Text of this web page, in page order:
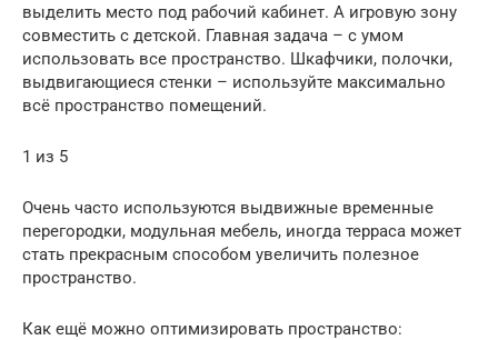
выделить место под рабочий кабинет. А игровую зону
совместить с детской. Главная задача – с умом
использовать все пространство. Шкафчики, полочки,
выдвигающиеся стенки – используйте максимально
всё пространство помещений.
1 из 5
Очень часто используются выдвижные временные
перегородки, модульная мебель, иногда терраса может
стать прекрасным способом увеличить полезное
пространство.
Как ещё можно оптимизировать пространство: